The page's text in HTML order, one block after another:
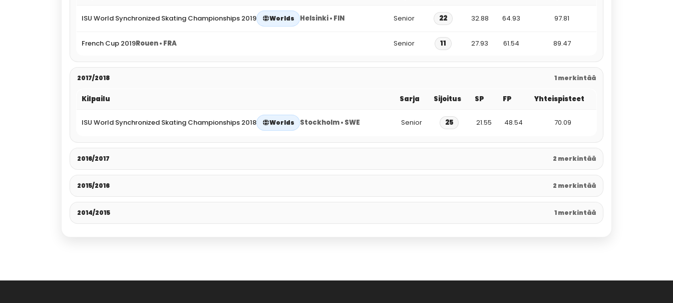
ISU World Synchronized Skating Championships 2019 Worlds Helsinki • FIN Senior 22 32.88 64.93 97.81
French Cup 2019Rouen • FRA Senior 11 27.93 61.54 89.47
2017/2018 1 merkintää
Kilpailu Sarja Sijoitus SP FP Yhteispisteet
ISU World Synchronized Skating Championships 2018 Worlds Stockholm • SWE Senior 25 21.55 48.54 70.09
2016/2017 2 merkintää
2015/2016 2 merkintää
2014/2015 1 merkintää